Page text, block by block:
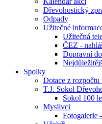
Dřevohostický
Odpady
Užitečné
Užitečná
ČEZ -
Dopravní
Spolky
Dotace z rozpočtu
T.J. Sokol
Sokol 100
Myslivci
Fotogalerie